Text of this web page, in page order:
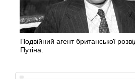
Подвійний агент британської
Путіна.